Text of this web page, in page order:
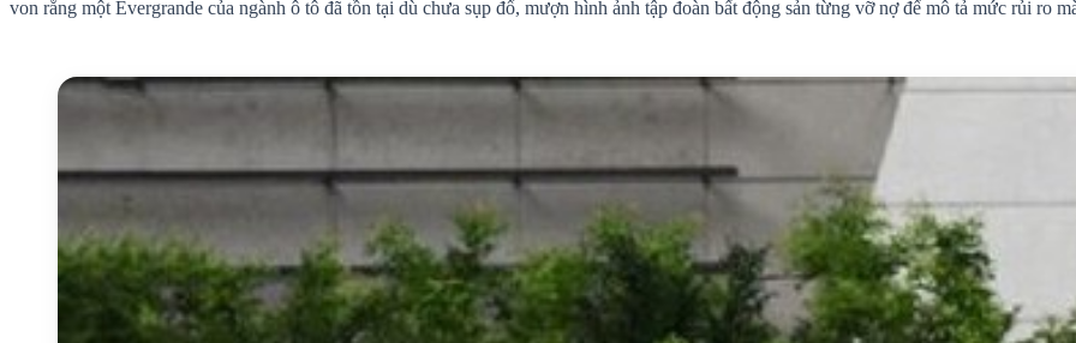
von rằng một Evergrande của ngành ô tô đã tồn tại dù chưa sụp đổ, mượn hình ảnh tập đoàn bất động sản từng vỡ nợ để mô tả mức rủi ro